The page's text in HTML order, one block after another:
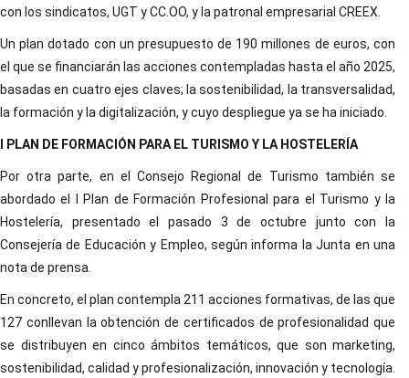
con los sindicatos, UGT y CC.OO, y la patronal empresarial CREEX.
Un plan dotado con un presupuesto de 190 millones de euros, con
el que se financiarán las acciones contempladas hasta el año 2025,
basadas en cuatro ejes claves; la sostenibilidad, la transversalidad,
la formación y la digitalización, y cuyo despliegue ya se ha iniciado.
I PLAN DE FORMACIÓN PARA EL TURISMO Y LA HOSTELERÍA
Por otra parte, en el Consejo Regional de Turismo también se
abordado el I Plan de Formación Profesional para el Turismo y la
Hostelería, presentado el pasado 3 de octubre junto con la
Consejería de Educación y Empleo, según informa la Junta en una
nota de prensa.
En concreto, el plan contempla 211 acciones formativas, de las que
127 conllevan la obtención de certificados de profesionalidad que
se distribuyen en cinco ámbitos temáticos, que son marketing,
sostenibilidad, calidad y profesionalización, innovación y tecnología.